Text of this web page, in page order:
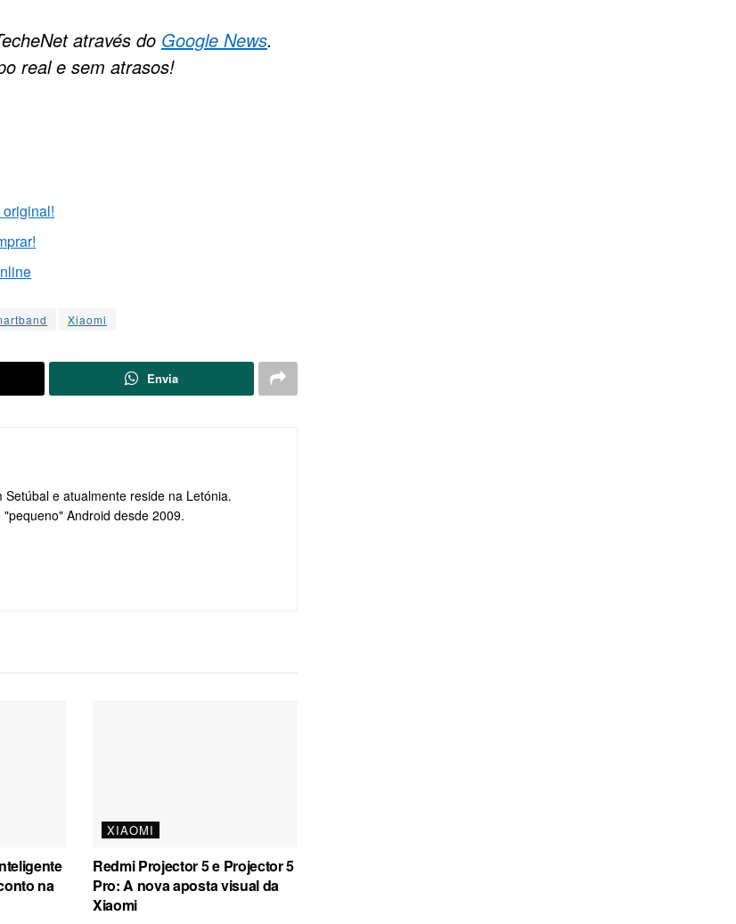
através do Google News.
real e sem atrasos!
Xiaomi
Envia
e atualmente reside na Letónia.
Android desde 2009.
na
XIAOMI
Redmi Projector 5 e Projector 5
Pro: A nova aposta visual da
Xiaomi